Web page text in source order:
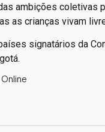
ambições coletivas
as crianças vivam
signatários da